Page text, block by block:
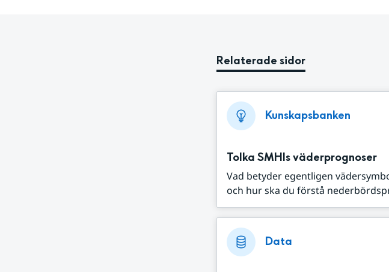
Relaterade sidor
Kunskapsbanken
Tolka SMHIs väderprognoser
Vad betyder egentligen
och hur ska du förstå
Data